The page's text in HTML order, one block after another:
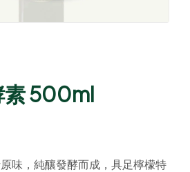
素 500ml
味，純釀發酵而成，具足檸檬特